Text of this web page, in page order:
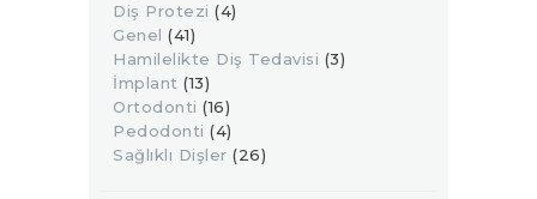
Diş Protezi (4)
Genel (41)
Hamilelikte Diş Tedavisi (3)
İmplant (13)
Ortodonti (16)
Pedodonti (4)
Sağlıklı Dişler (26)